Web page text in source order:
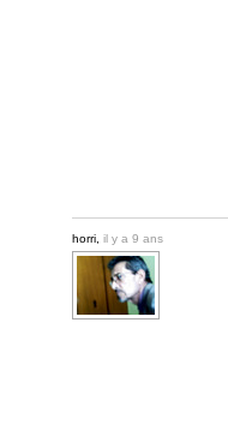
horri, il y a 9 ans